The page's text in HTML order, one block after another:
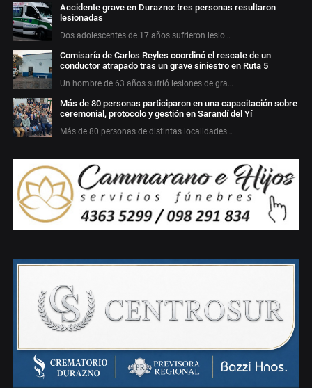
Accidente grave en Durazno: tres personas resultaron
lesionadas
Dos adolescentes de 17 años sufrieron lesio…
Comisaría de Carlos Reyles coordinó el rescate de un
conductor atrapado tras un grave siniestro en Ruta 5
Un hombre de 63 años sufrió lesiones de gra…
Más de 80 personas participaron en una capacitación sobre
ceremonial, protocolo y gestión en Sarandí del Yí
Más de 80 personas de distintas localidades…